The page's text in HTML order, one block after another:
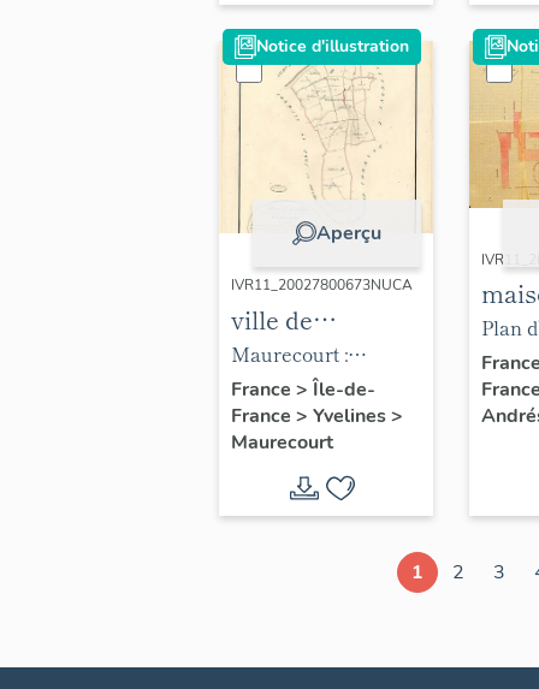
Notice d'illustration
Aperçu
IVR11_20027800673NUCA
ville de
Maurecourt
Maurecourt :
cadastre
napoléonien,
tableau
d'assemblage. (AD
Yvelines).
France > Île-de-
France > Yvelines>
Maurecourt
Plan
1850
1 2 3